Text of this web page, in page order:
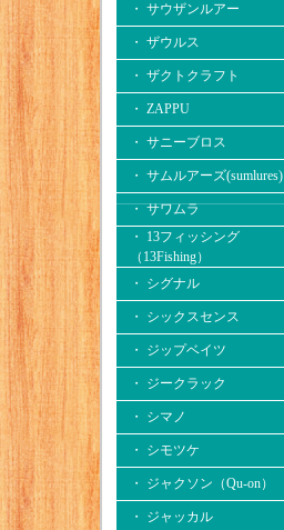
・ サウザンルアー
・ ザウルス
・ ザクトクラフト
・ ZAPPU
・ サニーブロス
・ サムルアーズ(sumlures)
・ サワムラ
・ 13フィッシング
（13Fishing）
・ シグナル
・ シックスセンス
・ ジップベイツ
・ ジークラック
・ シマノ
・ シモツケ
・ ジャクソン（Qu-on）
・ ジャッカル